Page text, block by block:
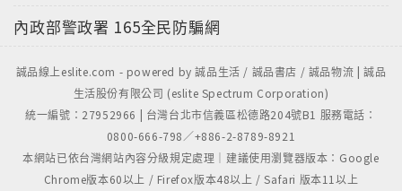
內政部警政署 165全民防騙網
誠品線上eslite.com - powered by 誠品生活 / 誠品書店 / 誠品物流 | 誠品
生活股份有限公司 (eslite Spectrum Corporation)
統一編號：27952966 | 台灣台北市信義區松德路204號B1 服務電話：
0800-666-798／+886-2-8789-8921
本網站已依台灣網站內容分級規定處理｜建議使用瀏覽器版本：Google
Chrome版本60以上 / Firefox版本48以上 / Safari 版本11以上